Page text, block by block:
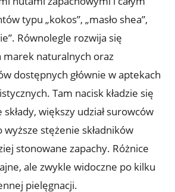
typu „kokos”, „masło shea”,
Równolegle rozwija się
marek naturalnych oraz
dostępnych głównie w aptekach
Tam nacisk kładzie się
większy udział surowców
stężenie składników
stonowane zapachy. Różnice
ale zwykle widoczne po kilku
pielęgnacji.